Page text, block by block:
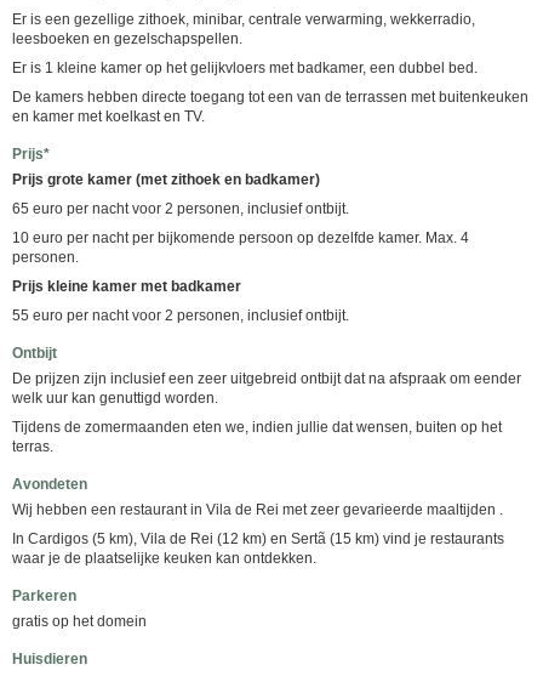
Er is een gezellige zithoek, minibar, centrale verwarming, wekkerradio,
leesboeken en gezelschapspellen.
Er is 1 kleine kamer op het gelijkvloers met badkamer, een dubbel bed.
De kamers hebben directe toegang tot een van de terrassen met buitenkeuken
en kamer met koelkast en TV.
Prijs*
Prijs grote kamer (met zithoek en badkamer)
65 euro per nacht voor 2 personen, inclusief ontbijt.
10 euro per nacht per bijkomende persoon op dezelfde kamer. Max. 4
personen.
Prijs kleine kamer met badkamer
55 euro per nacht voor 2 personen, inclusief ontbijt.
Ontbijt
De prijzen zijn inclusief een zeer uitgebreid ontbijt dat na afspraak om eender
welk uur kan genuttigd worden.
Tijdens de zomermaanden eten we, indien jullie dat wensen, buiten op het
terras.
Avondeten
Wij hebben een restaurant in Vila de Rei met zeer gevarieerde maaltijden .
In Cardigos (5 km), Vila de Rei (12 km) en Sertã (15 km) vind je restaurants
waar je de plaatselijke keuken kan ontdekken.
Parkeren
gratis op het domein
Huisdieren